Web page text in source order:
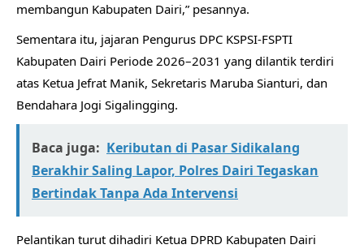
membangun Kabupaten Dairi,” pesannya.
Sementara itu, jajaran Pengurus DPC KSPSI-FSPTI
Kabupaten Dairi Periode 2026–2031 yang dilantik terdiri
atas Ketua Jefrat Manik, Sekretaris Maruba Sianturi, dan
Bendahara Jogi Sigalingging.
Baca juga: Keributan di Pasar Sidikalang
Berakhir Saling Lapor, Polres Dairi Tegaskan
Bertindak Tanpa Ada Intervensi
Pelantikan turut dihadiri Ketua DPRD Kabupaten Dairi